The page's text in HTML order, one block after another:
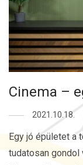
Cinema –
2021.10.18.
Egy jó épületet a
tudatosan gondol